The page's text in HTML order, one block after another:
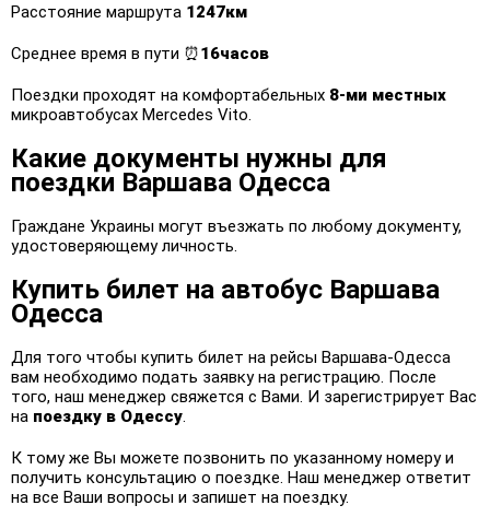
Расстояние маршрута 1247км
Среднее время в пути ⏰16часов
Поездки проходят на комфортабельных 8-ми местных
микроавтобусах Mercedes Vito.
Какие документы нужны для
поездки Варшава Одесса
Граждане Украины могут въезжать по любому документу,
удостоверяющему личность.
Купить билет на автобус Варшава
Одесса
Для того чтобы купить билет на рейсы Варшава-Одесса
вам необходимо подать заявку на регистрацию. После
того, наш менеджер свяжется с Вами. И зарегистрирует Вас
на поездку в Одессу.
К тому же Вы можете позвонить по указанному номеру и
получить консультацию о поездке. Наш менеджер ответит
на все Ваши вопросы и запишет на поездку.